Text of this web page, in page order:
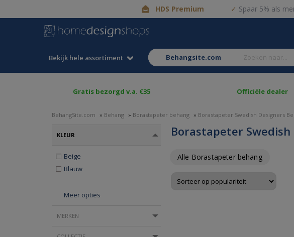
HDS Premium Spaar 5% als
Bekijk hele assortiment behangsite.com
Gratis bezorgd v.a. €35 Officiële dealer
BehangSite.com » Behang » Borastapeter behang » Borastapeter Swedish Designers
Borastapeter
Alle Borastapeter behang
KLEUR
Beige
Blauw
Meer opties
MERKEN